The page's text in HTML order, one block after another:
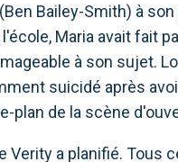
Bailey-Smith) à
Maria avait fait
à son sujet.
suicidé après
plan de la scène
a planifié. Tous